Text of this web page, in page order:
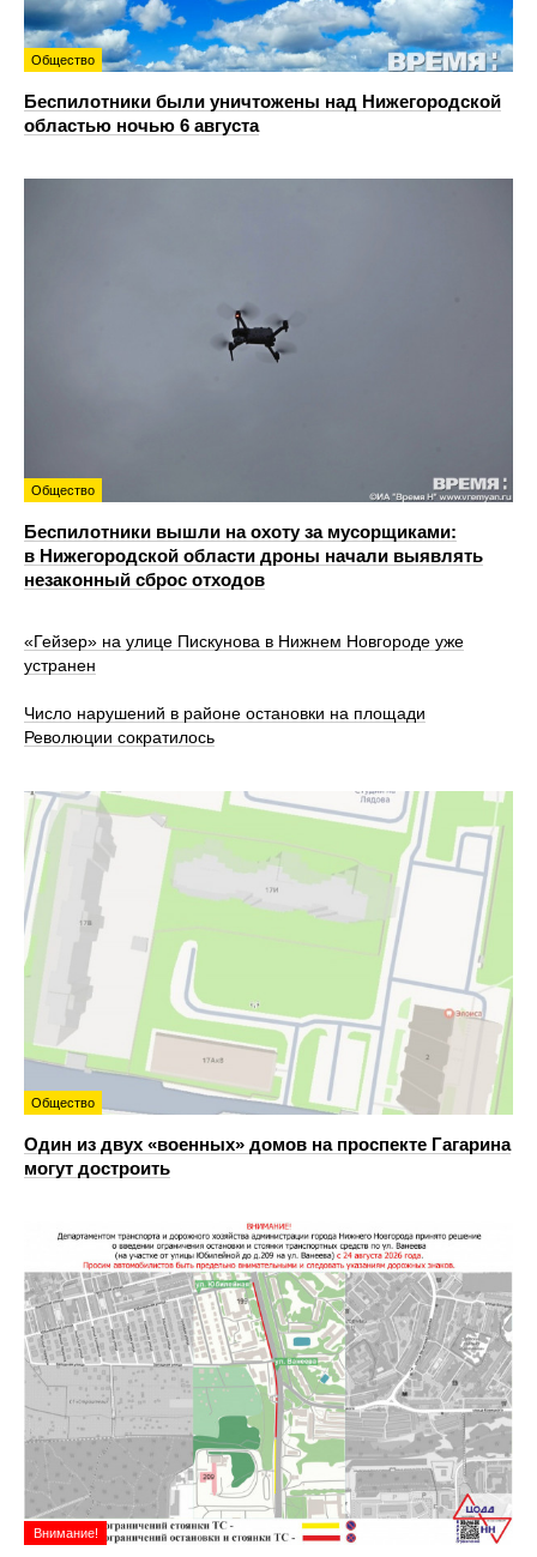
Общество
Беспилотники были уничтожены над Нижегородской
областью ночью 6 августа
Общество
Беспилотники вышли на охоту за мусорщиками:
в Нижегородской области дроны начали выявлять
незаконный сброс отходов
«Гейзер» на улице Пискунова в Нижнем Новгороде уже
устранен
Число нарушений в районе остановки на площади
Революции сократилось
Общество
Один из двух «военных» домов на проспекте Гагарина
могут достроить
Внимание!